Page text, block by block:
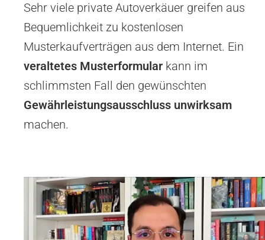
Sehr viele private Autoverkäuer greifen aus
Bequemlichkeit zu kostenlosen
Musterkaufverträgen aus dem Internet. Ein
veraltetes Musterformular kann im
schlimmsten Fall den gewünschten
Gewährleistungsausschluss unwirksam
machen.